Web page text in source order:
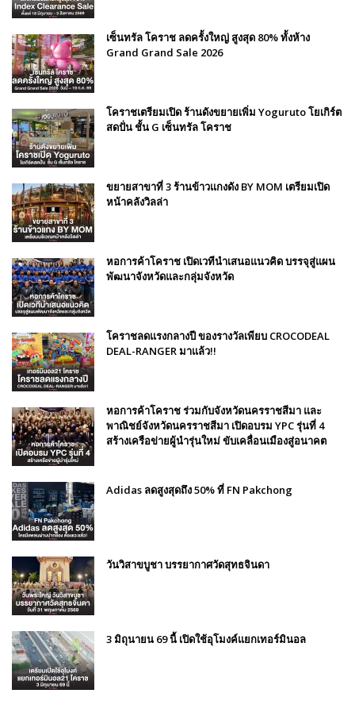
เซ็นทรัล โคราช ลดครั้งใหญ่ สูงสุด 80% ทั้งห้าง
Grand Grand Sale 2026
โคราชเตรียมเปิด ร้านดังขยายเพิ่ม Yoguruto โยเกิร์ต
สดปั่น ชั้น G เซ็นทรัล โคราช
ขยายสาขาที่ 3 ร้านข้าวแกงดัง BY MOM เตรียมเปิด
หน้าคลังวิลล่า
หอการค้าโคราช เปิดเวทีนำเสนอแนวคิด บรรจุสู่แผน
พัฒนาจังหวัดและกลุ่มจังหวัด
โคราชลดแรงกลางปี ของรางวัลเพียบ CROCODEAL
DEAL-RANGER มาแล้ว!!
หอการค้าโคราช ร่วมกับจังหวัดนครราชสีมา และ
พาณิชย์จังหวัดนครราชสีมา เปิดอบรม YPC รุ่นที่ 4
สร้างเครือข่ายผู้นำรุ่นใหม่ ขับเคลื่อนเมืองสู่อนาคต
Adidas ลดสูงสุดถึง 50% ที่ FN Pakchong
วันวิสาขบูชา บรรยากาศวัดสุทธจินดา
3 มิถุนายน 69 นี้ เปิดใช้อุโมงค์แยกเทอร์มินอล